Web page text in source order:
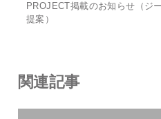
PROJECT掲載のお知らせ（ジ
提案）
関連記事